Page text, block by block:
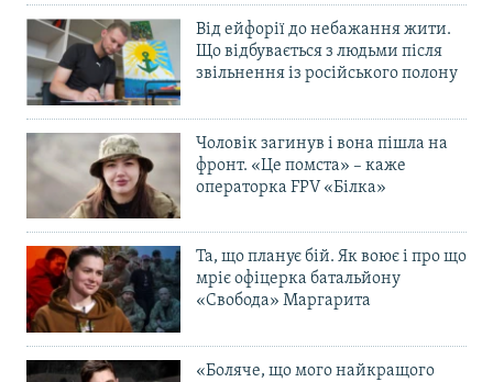
Від ейфорії до небажання жити.
Що відбувається з людьми після
звільнення із російського полону
Чоловік загинув і вона пішла на
фронт. «Це помста» – каже
операторка FPV «Білка»
Та, що планує бій. Як воює і про що
мріє офіцерка батальйону
«Свобода» Маргарита
«Боляче, що мого найкращого